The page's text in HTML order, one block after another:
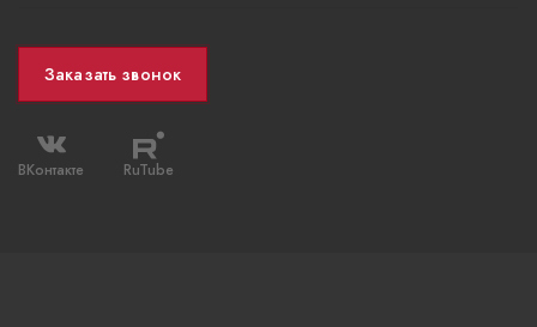
Заказать звонок
ВКонтакте RuTube